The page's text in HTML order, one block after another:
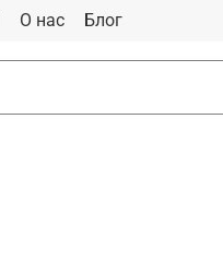
О нас Блог